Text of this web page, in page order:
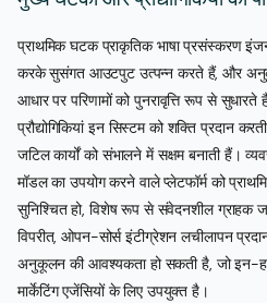
प्राथमिक घटक प्राकृतिक भाषा प्रसंस्करण
करके सुसंगत आउटपुट उत्पन्न करते हैं, और
आधार पर परिणामों को पुनरावृत्ति रूप से
प्रौद्योगिकियां इन सिस्टम को शक्ति प्रदान
जटिल कार्यों को संभालने में सक्षम बनाती हैं।
मॉडल का उपयोग करने वाले प्लेटफॉर्म को
सुनिश्चित हो, विशेष रूप से संवेदनशील ग्राहक
विपरीत, ओपन-सोर्स इंटीग्रेशन लचीलापन
अनुकूलन की आवश्यकता हो सकती है, जो इन-
मार्केटिंग एजेंसियों के लिए उपयुक्त है।